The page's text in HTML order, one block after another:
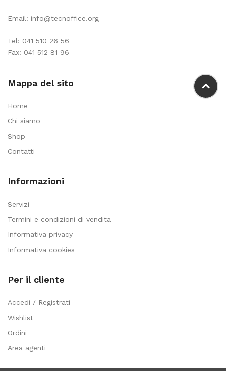
Email: info@tecnoffice.org
Tel: 041 510 26 56
Fax: 041 512 81 96
Mappa del sito
Home
Chi siamo
Shop
Contatti
Informazioni
Servizi
Termini e condizioni di vendita
Informativa privacy
Informativa cookies
Per il cliente
Accedi / Registrati
Wishlist
Ordini
Area agenti